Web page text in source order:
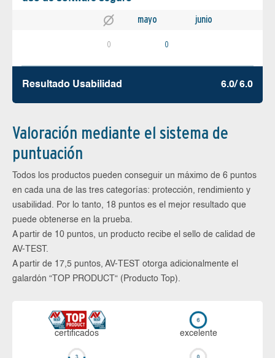
mayo junio
0 0
Resultado Usabilidad 6.0/ 6.0
Valoración mediante el sistema de
puntuación
Todos los productos pueden conseguir un máximo de 6 puntos
en cada una de las tres categorías: protección, rendimiento y
usabilidad. Por lo tanto, 18 puntos es el mejor resultado que
puede obtenerse en la prueba.
A partir de 10 puntos, un producto recibe el sello de calidad de
AV-TEST.
A partir de 17,5 puntos, AV-TEST otorga adicionalmente el
galardón “TOP PRODUCT“ (Producto Top).
certi­ficados ex­ce­len­te